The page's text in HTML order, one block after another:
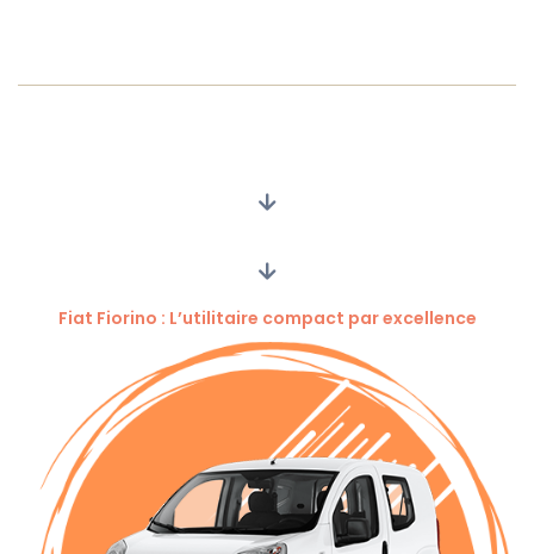
Fiat Fiorino : L’utilitaire compact par excellence